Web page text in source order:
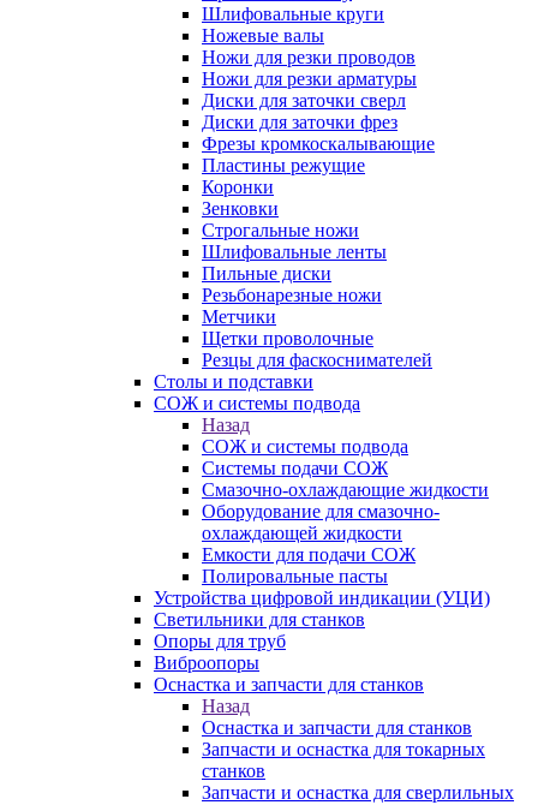
Шлифовальные круги
Ножевые валы
Ножи для резки проводов
Ножи для резки арматуры
Диски для заточки сверл
Диски для заточки фрез
Фрезы кромкоскалывающие
Пластины режущие
Коронки
Зенковки
Строгальные ножи
Шлифовальные ленты
Пильные диски
Резьбонарезные ножи
Метчики
Щетки проволочные
Резцы для фаскоснимателей
Столы и подставки
СОЖ и системы подвода
Назад
СОЖ и системы подвода
Системы подачи СОЖ
Смазочно-охлаждающие жидкости
Оборудование для смазочно-
охлаждающей жидкости
Емкости для подачи СОЖ
Полировальные пасты
Устройства цифровой индикации (УЦИ)
Светильники для станков
Опоры для труб
Виброопоры
Оснастка и запчасти для станков
Назад
Оснастка и запчасти для станков
Запчасти и оснастка для токарных
станков
Запчасти и оснастка для сверлильных